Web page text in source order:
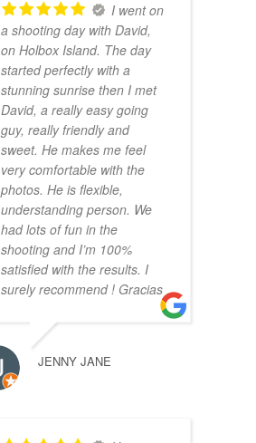
I went on
a shooting day with David,
on Holbox Island. The day
started perfectly with a
stunning sunrise then I met
David, a really easy going
guy, really friendly and
sweet. He makes me feel
very comfortable with the
photos. He is flexible,
understanding person. We
had lots of fun in the
shooting and I’m 100%
satisfied with the results. I
surely recommend ! Gracias
JENNY JANE